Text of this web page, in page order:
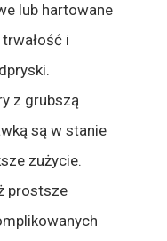
lub hartowane
i
z grubszą
są w stanie
zużycie.
prostsze